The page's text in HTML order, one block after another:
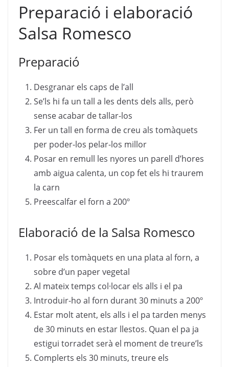
Preparació i elaboració
Salsa Romesco
Preparació
Desgranar els caps de l’all
Se’ls hi fa un tall a les dents dels alls, però
sense acabar de tallar-los
Fer un tall en forma de creu als tomàquets
per poder-los pelar-los millor
Posar en remull les nyores un parell d’hores
amb aigua calenta, un cop fet els hi traurem
la carn
Preescalfar el forn a 200º
Elaboració de la Salsa Romesco
Posar els tomàquets en una plata al forn, a
sobre d’un paper vegetal
Al mateix temps col·locar els alls i el pa
Introduir-ho al forn durant 30 minuts a 200º
Estar molt atent, els alls i el pa tarden menys
de 30 minuts en estar llestos. Quan el pa ja
estigui torradet serà el moment de treure’ls
Complerts els 30 minuts, treure els